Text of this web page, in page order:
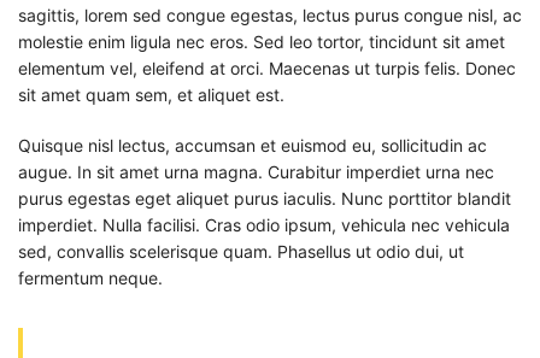
sagittis, lorem sed congue egestas, lectus purus congue nisl, ac
molestie enim ligula nec eros. Sed leo tortor, tincidunt sit amet
elementum vel, eleifend at orci. Maecenas ut turpis felis. Donec
sit amet quam sem, et aliquet est.
Quisque nisl lectus, accumsan et euismod eu, sollicitudin ac
augue. In sit amet urna magna. Curabitur imperdiet urna nec
purus egestas eget aliquet purus iaculis. Nunc porttitor blandit
imperdiet. Nulla facilisi. Cras odio ipsum, vehicula nec vehicula
sed, convallis scelerisque quam. Phasellus ut odio dui, ut
fermentum neque.